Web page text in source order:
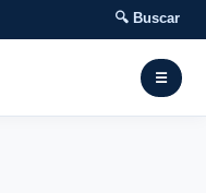
🔍 Buscar
☰